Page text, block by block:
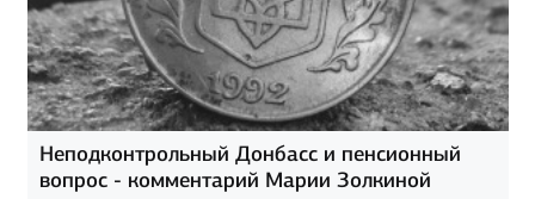
Неподконтрольный Донбасс и пенсионный
вопрос - комментарий Марии Золкиной